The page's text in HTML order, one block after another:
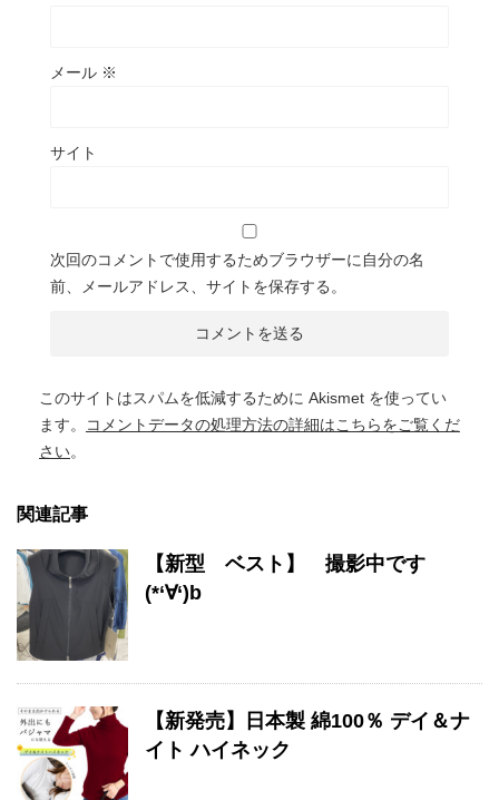
メール ※
サイト
次回のコメントで使用するためブラウザーに自分の名
前、メールアドレス、サイトを保存する。
このサイトはスパムを低減するために Akismet を使ってい
ます。
コメントデータの処理方法の詳細はこちらをご覧くだ
さい。
関連記事
【新型 ベスト】 撮影中です
(*‘∀‘)b
【新発売】日本製 綿100％ デイ＆ナ
イト ハイネック